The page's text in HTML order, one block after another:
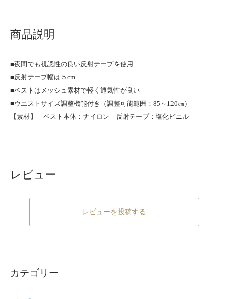
商品説明
■夜間でも視認性の良い反射テープを使用
■反射テープ幅は５cm
■ベストはメッシュ素材で軽く通気性が良い
■ウエストサイズ調整機能付き（調整可能範囲：85～120㎝）
【素材】 ベスト本体：ナイロン 反射テープ：塩化ビニル
レビュー
レビューを投稿する
カテゴリー